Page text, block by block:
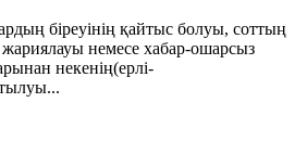
біреуінің қайтыс болуы, соттың
немесе хабар-ошарсыз
некенің(ерлі-